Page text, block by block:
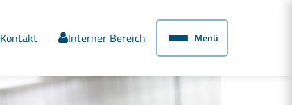
Kontakt Interner Bereich Menü